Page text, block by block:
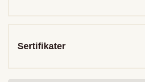
Sertifikater